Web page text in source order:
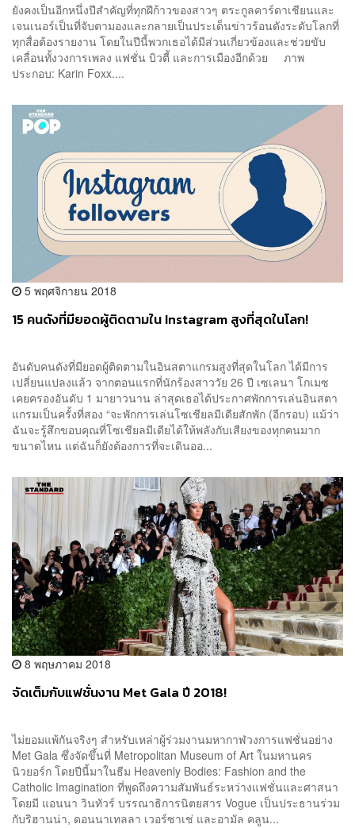
ยังคงเป็นอีกหนึ่งปีสำคัญที่ทุกฝีก้าวของสาวๆ ตระกูลคาร์ดาเชียนและ
เจนเนอร์เป็นที่จับตามองและกลายเป็นประเด็นข่าวร้อนดังระดับโลกที่
ทุกสื่อต้องรายงาน โดยในปีนี้พวกเธอได้มีส่วนเกี่ยวข้องและช่วยขับ
เคลื่อนทั้งวงการเพลง แฟชั่น บิวตี้ และการเมืองอีกด้วย ภาพ
ประกอบ: Karin Foxx....
5 พฤศจิกายน 2018
15 คนดังที่มียอดผู้ติดตามใน Instagram สูงที่สุดในโลก!
อันดับคนดังที่มียอดผู้ติดตามในอินสตาแกรมสูงที่สุดในโลก ได้มีการ
เปลี่ยนแปลงแล้ว จากตอนแรกที่นักร้องสาววัย 26 ปี เซเลนา โกเมซ
เคยครองอันดับ 1 มายาวนาน ล่าสุดเธอได้ประกาศพักการเล่นอินสตา
แกรมเป็นครั้งที่สอง “จะพักการเล่นโซเชียลมีเดียสักพัก (อีกรอบ) แม้ว่า
ฉันจะรู้สึกขอบคุณที่โซเชียลมีเดียได้ให้พลังกับเสียงของทุกคนมาก
ขนาดไหน แต่ฉันก็ยังต้องการที่จะเดินออ...
8 พฤษภาคม 2018
จัดเต็มกับแฟชั่นงาน Met Gala ปี 2018!
ไม่ยอมแพ้กันจริงๆ สำหรับเหล่าผู้ร่วมงานมหากาฬวงการแฟชั่นอย่าง
Met Gala ซึ่งจัดขึ้นที่ Metropolitan Museum of Art ในมหานคร
นิวยอร์ก โดยปีนี้มาในธีม Heavenly Bodies: Fashion and the
Catholic Imagination ที่พูดถึงความสัมพันธ์ระหว่างแฟชั่นและศาสนา
โดยมี แอนนา วินทัวร์ บรรณาธิการนิตยสาร Vogue เป็นประธานร่วม
กับริฮานน่า, ดอนนาเทลลา เวอร์ซาเช่ และอามัล คลูน...